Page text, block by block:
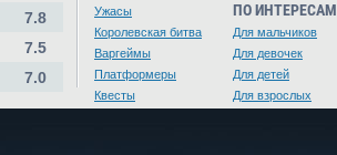
7.8
7.5
7.0
Ужасы
Королевская битва
Варгеймы
Платформеры
Квесты
ПО ИНТЕРЕСАМ
Для мальчиков
Для девочек
Для детей
Для взрослых